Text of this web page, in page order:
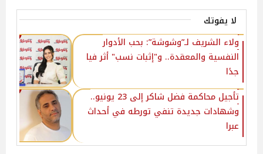
لا يفوتك
ولاء الشريف لـ”وشوشة”: بحب الأدوار
النفسية والمعقدة.. و"إثبات نسب" أثر فيا
جدًا
تأجيل محاكمة فضل شاكر إلى 23 يونيو..
وشهادات جديدة تنفي تورطه في أحداث
عبرا